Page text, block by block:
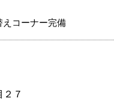
えコーナー完備
７